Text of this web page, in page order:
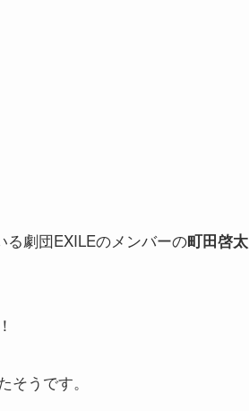
る劇団EXILEのメンバーの町田啓太
うです。